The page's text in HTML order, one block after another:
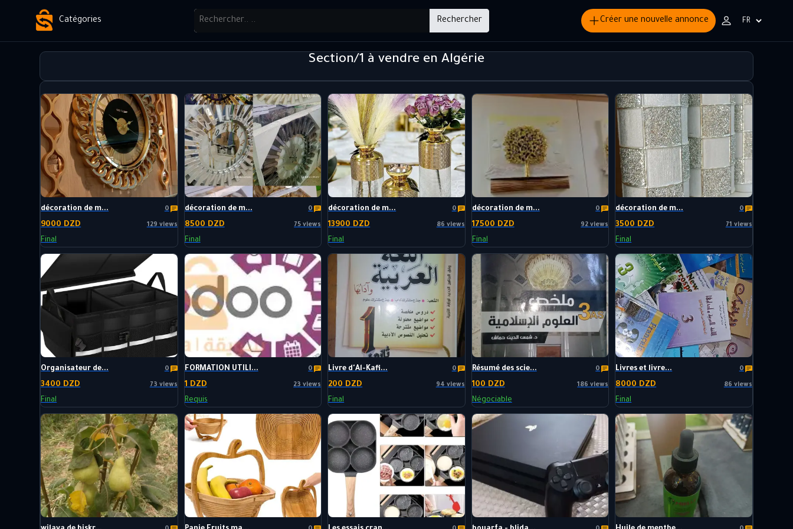
Catégories Rechercher Créer une nouvelle annonce
Choisir
la
langue
Section/1 à vendre en Algérie
décoration de m... 0
9000 DZD 129 views
Final
décoration de m... 0
8500 DZD 75 views
Final
décoration de m... 0
13900 DZD 86 views
Final
décoration de m... 0
17500 DZD 92 views
Final
décoration de m... 0
3500 DZD 71 views
Final
Organisateur de... 0
3400 DZD 73 views
Final
FORMATION UTILI... 0
1 DZD 23 views
Requis
Livre d'Al-Kafi... 0
200 DZD 94 views
Final
Résumé des scie... 0
100 DZD 186 views
Négociable
Livres et livre... 0
8000 DZD 86 views
Final